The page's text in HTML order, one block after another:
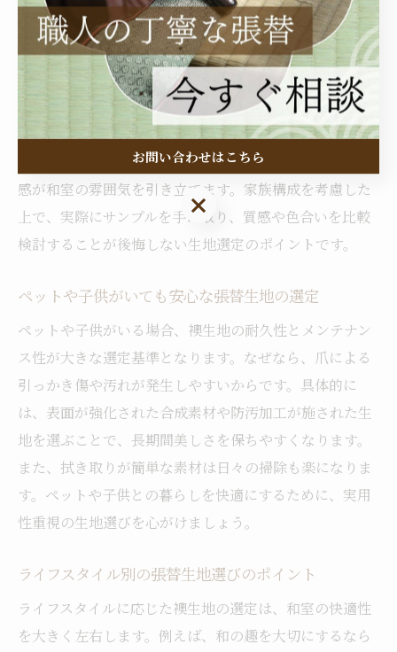
襖の張替では、家族構成に合わせた生地選定が重要で
す。なぜなら、家族の生活スタイルや人数によって求め
られる機能や耐久性が異なるからです。例えば、小さな
お子様がいるご家庭では、汚れやすさや破れにくさを重
視した合成繊維の襖生地が適しています。一方で、大人
だけの落ち着いた住まいでは、伝統的な和紙や織物の質
感が和室の雰囲気を引き立てます。家族構成を考慮した
上で、実際にサンプルを手に取り、質感や色合いを比較
検討することが後悔しない生地選定のポイントです。
ペットや子供がいても安心な張替生地の選定
ペットや子供がいる場合、襖生地の耐久性とメンテナン
ス性が大きな選定基準となります。なぜなら、爪による
引っかき傷や汚れが発生しやすいからです。具体的に
は、表面が強化された合成素材や防汚加工が施された生
地を選ぶことで、長期間美しさを保ちやすくなります。
また、拭き取りが簡単な素材は日々の掃除も楽になりま
す。ペットや子供との暮らしを快適にするために、実用
性重視の生地選びを心がけましょう。
ライフスタイル別の張替生地選びのポイント
ライフスタイルに応じた襖生地の選定は、和室の快適性
を大きく左右します。例えば、和の趣を大切にするなら
お問い合わせはこちら
お問い合わせはこちら